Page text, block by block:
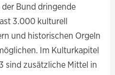
Bund dringende
3.000 kulturell
und historischen Orgeln
Im Kulturkapitel
sind zusätzliche Mittel in